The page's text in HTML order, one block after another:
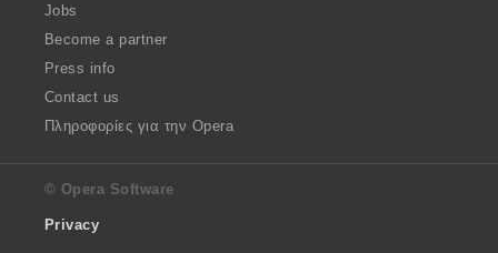
Jobs
Become a partner
Press info
Contact us
Πληροφορίες για την Opera
© Opera Software
Privacy